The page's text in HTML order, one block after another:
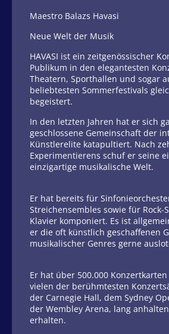
Maestro Balazs Havasi
Neue Welt der Musik
HAVASI ist ein zeitgenössischer
Publikum in den elegantesten
Theatern, Sporthallen und sogar
beliebtesten Sommerfestivals
begeistert.
In den letzten Jahren hat er sich
geschlossene Gemeinschaft der
Künstlerelite katapultiert. Nach
Experimentierens schuf er seine
einzigartige musikalische Welt.
Er hat bereits für
Streichensembles sowie für Rock-
Klavier komponiert. Es ist
er die oft künstlich geschaffenen
musikalischer Genres gerne
Er hat über 500.000
vielen der berühmtesten
der Carnegie Hall, dem Sydney
der Wembley Arena, lang
erhalten.